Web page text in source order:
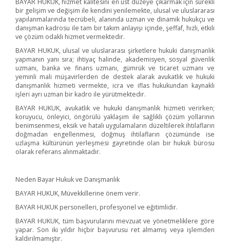
BAYAR HUKUK, hizmet kalitesini en üst düzeye çıkarmak için sürekli
bir gelişim ve değişim ile kendini yenilemekte, ulusal ve uluslararası
yapılanmalarında tecrübeli, alanında uzman ve dinamik hukukçu ve
danışman kadrosu ile tam bir takım anlayışı içinde, şeffaf, hızlı, etkili
ve çözüm odaklı hizmet vermektedir.
BAYAR HUKUK, ulusal ve uluslararası şirketlere hukuki danışmanlık
yapmanın yanı sıra; ihtiyaç halinde, akademisyen, sosyal güvenlik
uzmanı, banka ve finans uzmanı, gümrük ve ticaret uzmanı ve
yeminli mali müşavirlerden de destek alarak avukatlık ve hukuki
danışmanlık hizmeti vermekte, icra ve iflas hukukundan kaynaklı
işleri ayrı uzman bir kadro ile yürütmektedir.
BAYAR HUKUK, avukatlık ve hukuki danışmanlık hizmeti verirken;
koruyucu, önleyici, öngörülü yaklaşım ile sağlıklı çözüm yollarının
benimsenmesi, eksik ve hatalı uygulamaların düzeltilerek ihtilafların
doğmadan engellenmesi, doğmuş ihtilafların çözümünde ise
uzlaşma kültürünün yerleşmesi gayretinde olan bir hukuk bürosu
olarak referans alınmaktadır.
Neden Bayar Hukuk ve Danışmanlık
BAYAR HUKUK, Müvekkillerine önem verir.
BAYAR HUKUK personelleri, profesyonel ve eğitimlidir.
BAYAR HUKUK, tüm başvurularını mevzuat ve yönetmeliklere göre
yapar. Son iki yıldır hiçbir başvurusu ret almamış veya işlemden
kaldırılmamıştır.